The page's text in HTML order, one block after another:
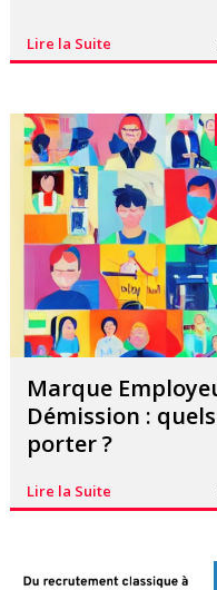
Lire la Suite
Marque
Démission :
porter ?
Lire la Suite